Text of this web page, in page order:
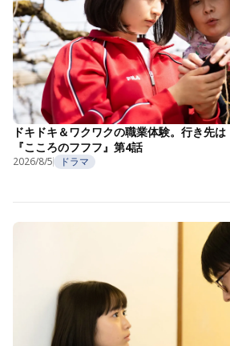
ドキドキ＆ワクワクの職業体験。行き先
『こころのフフフ』第4話
2026/8/5 ドラマ